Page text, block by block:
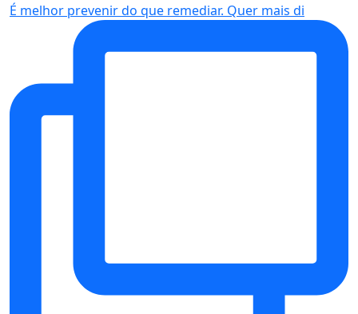
É melhor prevenir do que remediar. Quer mais di